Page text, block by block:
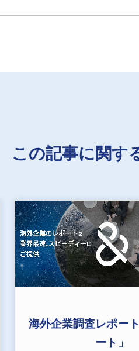
この記事に関す
海外企業調査レポー
ート」